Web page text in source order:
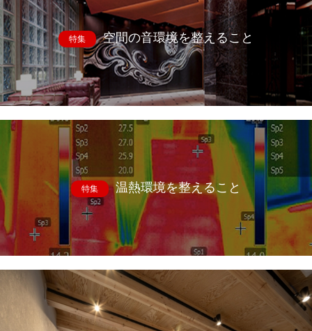
特集 空間の音環境を整えること
特集 温熱環境を整えること